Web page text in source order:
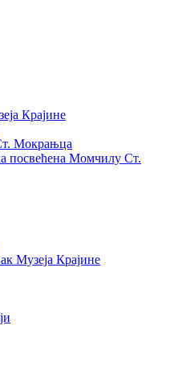
Крајине
Мокрањца
посвећена Момчилу Ст.
Музеја Крајине